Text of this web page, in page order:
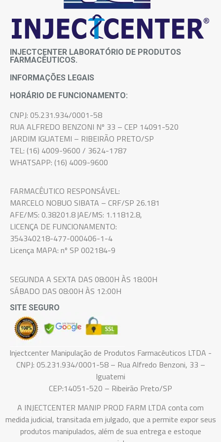
INJECTCENTER LABORATÓRIO DE PRODUTOS
FARMACÊUTICOS.
INFORMAÇÕES LEGAIS
HORÁRIO DE FUNCIONAMENTO:
CNPJ: 05.231.934/0001-58
RUA ALFREDO BENZONI Nº 33 – CEP 14091-520
JARDIM IGUATEMI – RIBEIRÃO PRETO/SP
TEL: (16) 4009-9600 / 3624-1787
WHATSAPP: (16) 4009-9600
FARMACÊUTICO RESPONSÁVEL:
MARCELO NOBUO SIBATA – CRF/SP 26.181
AFE/MS: 0.38201.8 |AE/MS: 1.11812.8,
LICENÇA DE FUNCIONAMENTO:
354340218-477-000406-1-4
Licença MAPA: nº SP 002184-9
SEGUNDA A SEXTA DAS 08:00H ÀS 18:00H
SÁBADO DAS 08:00H ÀS 12:00H
SITE SEGURO
Injectcenter Manipulação de Produtos Farmacêuticos LTDA -
CNPJ: 05.231.934/0001-58 – Rua Alfredo Benzoni, 33 –
Iguatemi
CEP:14051-520 – Ribeirão Preto/SP
A INJECTCENTER MANIP PROD FARM LTDA conta com
medida judicial, transitada em julgado, que a permite expor seus
produtos manipulados, além de sua entrega e estoque